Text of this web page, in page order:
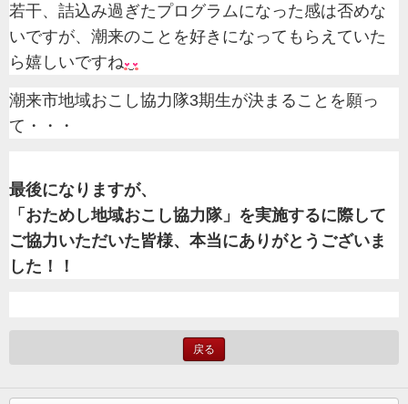
若干、詰込み過ぎたプログラムになった感は否めな
いですが、潮来のことを好きになってもらえていた
ら嬉しいですね
潮来市地域おこし協力隊3期生が決まることを願っ
て・・・
最後になりますが、
「おためし地域おこし協力隊」を実施するに際して
ご協力いただいた皆様、本当にありがとうございま
した！！
戻る